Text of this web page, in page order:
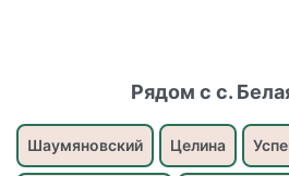
Рядом с с.
Шаумяновский Целина